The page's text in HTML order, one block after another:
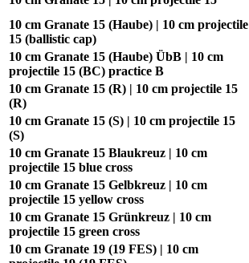
10 cm Granate 15 (Haube) | 10 cm projectile
15 (ballistic cap)
10 cm Granate 15 (Haube) ÜbB | 10 cm
projectile 15 (BC) practice B
10 cm Granate 15 (R) | 10 cm projectile 15
(R)
10 cm Granate 15 (S) | 10 cm projectile 15
(S)
10 cm Granate 15 Blaukreuz | 10 cm
projectile 15 blue cross
10 cm Granate 15 Gelbkreuz | 10 cm
projectile 15 yellow cross
10 cm Granate 15 Grünkreuz | 10 cm
projectile 15 green cross
10 cm Granate 19 (19 FES) | 10 cm